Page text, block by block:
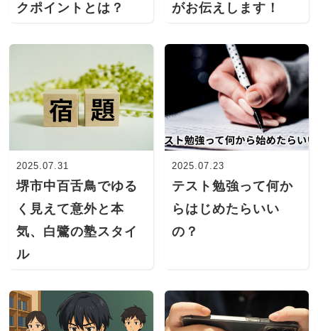
クポイントとは？
がお伝えします！
2025.07.31
堺市中百舌鳥でゆる
く見えて意外と本
気、白鷺の塾スタイ
ル
2025.07.23
テスト勉強って何か
らはじめたらいい
の？